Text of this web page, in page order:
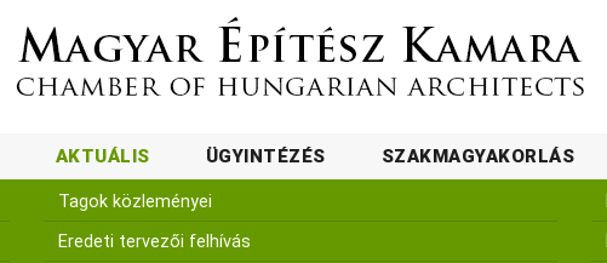
AKTUÁLIS ÜGYINTÉZÉS SZAKMAGYAKORLÁS
Tagok közleményei
Eredeti tervezői felhívás